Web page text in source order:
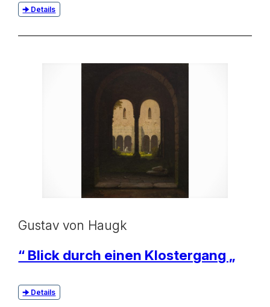
Details
Gustav von Haugk
“ Blick durch einen Klostergang „
Details